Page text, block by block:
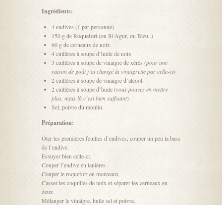
Ingrédients:
4 endives (1 par personne)
150 g de Roquefort (ou St Agur, ou Bleu..)
60 g de cerneaux de noix
4 cuillères à soupe d’huile de noix
3 cuillères à soupe de vinaigre de xérès (pour une
raison de goût j’ai changé la vinaigrette par celle-ci)
2 cuillères à soupe de vinaigre d’alcool
2 cuillères à soupe d’huile (vous pouvez en mettre
plus, mais là c’est bien suffisant)
Sel, poivre du moulin.
Préparation:
Ôter les premières feuilles d’endives, couper un peu la base
de l’endive.
Essuyer bien celle-ci.
Couper l’endive en lanières.
Couper le roquefort en morceaux.
Casser les coquilles de noix et séparer les cerneaux en
deux.
Mélanger le vinaigre, huile sel et poivre.